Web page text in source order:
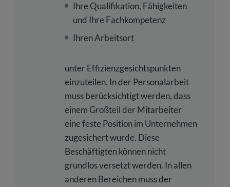
Ihre Qualifikation, Fähigkeiten
und Ihre Fachkompetenz
Ihren Arbeitsort
unter Effizienzgesichtspunkten
einzuteilen. In der Personalarbeit
muss berücksichtigt werden, dass
einem Großteil der Mitarbeiter
eine feste Position im Unternehmen
zugesichert wurde. Diese
Beschäftigten können nicht
grundlos versetzt werden. In allen
anderen Bereichen muss der